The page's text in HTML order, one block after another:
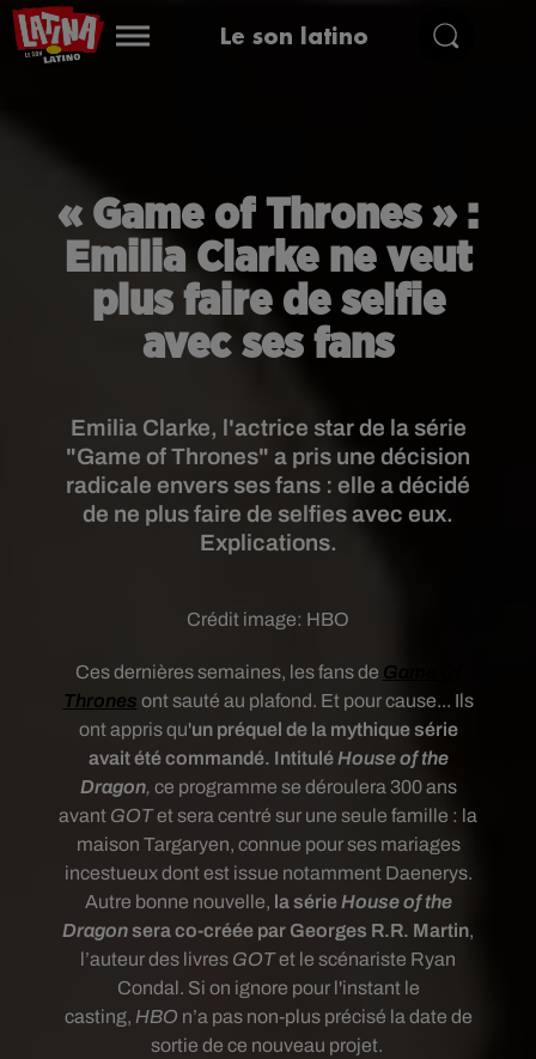
Le son latino
« Game of Thrones » :
Emilia Clarke ne veut
plus faire de selfie
avec ses fans
Emilia Clarke, l'actrice star de la série
"Game of Thrones" a pris une décision
radicale envers ses fans : elle a décidé
de ne plus faire de selfies avec eux.
Explications.
Crédit image: HBO
Ces dernières semaines, les fans de Game Of
Thrones ont sauté au plafond. Et pour cause... Ils
ont appris qu'un préquel de la mythique série
avait été commandé. IntituléHouse of the
Dragon, ce programme se déroulera 300 ans
avant GOTet sera centré sur une seule famille : la
maison Targaryen, connue pour ses mariages
incestueux dont est issue notamment Daenerys.
Autre bonne nouvelle, la sérieHouse of the
Dragon sera co-créée par Georges R.R. Martin,
l’auteur des livres GOTet le scénariste Ryan
Condal. Si on ignore pour l'instant le
casting, HBO n’a pas non-plus précisé la date de
sortie de ce nouveau projet.